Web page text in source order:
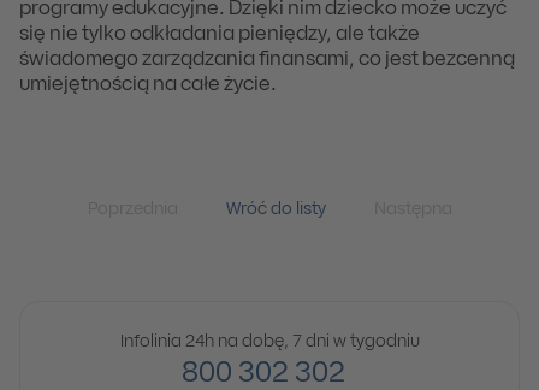
programy edukacyjne. Dzięki nim dziecko może uczyć
się nie tylko odkładania pieniędzy, ale także
świadomego zarządzania finansami, co jest bezcenną
umiejętnością na całe życie.
Wróć do listy
Infolinia 24h na dobę, 7 dni w tygodniu
800 302 302